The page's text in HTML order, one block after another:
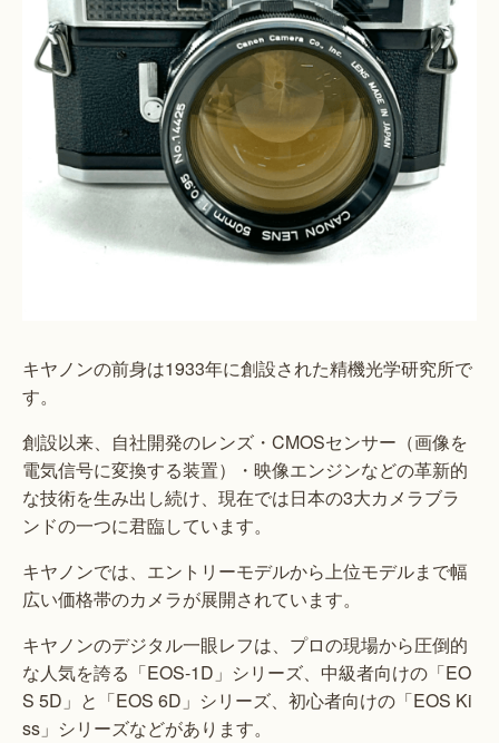
キヤノンの前身は1933年に創設された精機光学研究所で
す。
創設以来、自社開発のレンズ・CMOSセンサー（画像を
電気信号に変換する装置）・映像エンジンなどの革新的
な技術を生み出し続け、現在では日本の3大カメラブラ
ンドの一つに君臨しています。
キヤノンでは、エントリーモデルから上位モデルまで幅
広い価格帯のカメラが展開されています。
キヤノンのデジタル一眼レフは、プロの現場から圧倒的
な人気を誇る「EOS-1D」シリーズ、中級者向けの「EO
S 5D」と「EOS 6D」シリーズ、初心者向けの「EOS Ki
ss」シリーズなどがあります。